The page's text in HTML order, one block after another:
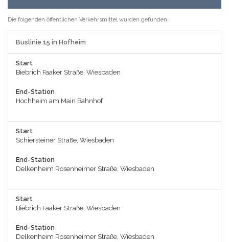
Die folgenden öffentlichen Verkehrsmittel wurden gefunden:
Buslinie 15 in Hofheim
Start
Biebrich Faaker Straße, Wiesbaden
End-Station
Hochheim am Main Bahnhof
Start
Schiersteiner Straße, Wiesbaden
End-Station
Delkenheim Rosenheimer Straße, Wiesbaden
Start
Biebrich Faaker Straße, Wiesbaden
End-Station
Delkenheim Rosenheimer Straße, Wiesbaden